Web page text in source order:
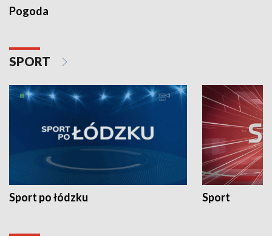
Pogoda
SPORT
Sport po łódzku Sport